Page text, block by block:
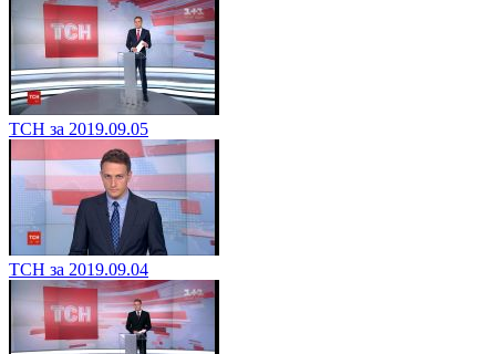
ТСН за 2019.09.05
ТСН за 2019.09.04